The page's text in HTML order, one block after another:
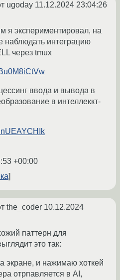
ugoday 11.12.2024 23:04:26
я экспериментировал, на
наблюдать интеграцию
через tmux
ввода и вывода в
в интеллеккт-
+00:00
the_coder 10.12.2024
паттерн для
это так:
экране, и нажимаю хоткей
отрпавляется в AI,